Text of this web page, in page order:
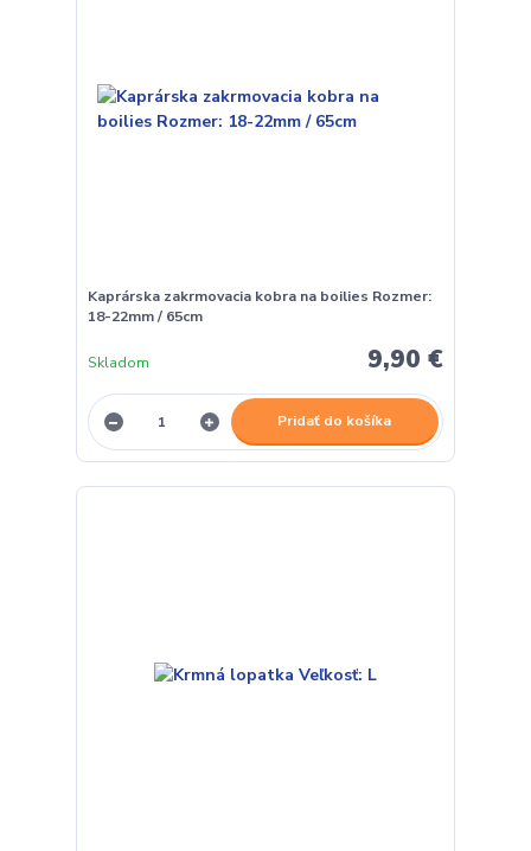
Kaprárska zakrmovacia kobra na boilies Rozmer:
18-22mm / 65cm
9,90 €
Skladom
Pridať do košíka